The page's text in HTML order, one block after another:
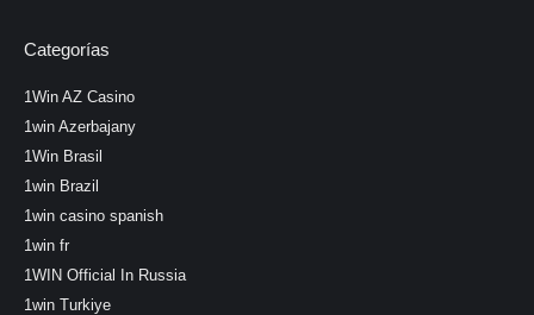
Categorías
1Win AZ Casino
1win Azerbajany
1Win Brasil
1win Brazil
1win casino spanish
1win fr
1WIN Official In Russia
1win Turkiye